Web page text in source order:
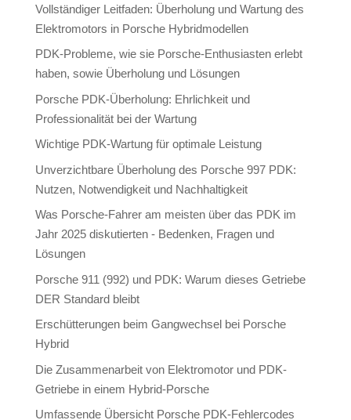
Vollständiger Leitfaden: Überholung und Wartung des
Elektromotors in Porsche Hybridmodellen
PDK-Probleme, wie sie Porsche-Enthusiasten erlebt
haben, sowie Überholung und Lösungen
Porsche PDK-Überholung: Ehrlichkeit und
Professionalität bei der Wartung
Wichtige PDK-Wartung für optimale Leistung
Unverzichtbare Überholung des Porsche 997 PDK:
Nutzen, Notwendigkeit und Nachhaltigkeit
Was Porsche-Fahrer am meisten über das PDK im
Jahr 2025 diskutierten - Bedenken, Fragen und
Lösungen
Porsche 911 (992) und PDK: Warum dieses Getriebe
DER Standard bleibt
Erschütterungen beim Gangwechsel bei Porsche
Hybrid
Die Zusammenarbeit von Elektromotor und PDK-
Getriebe in einem Hybrid-Porsche
Umfassende Übersicht Porsche PDK-Fehlercodes